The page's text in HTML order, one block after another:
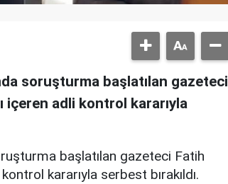
soruşturma başlatılan gazeteci
içeren adli kontrol kararıyla
başlatılan gazeteci Fatih
kararıyla serbest bırakıldı.